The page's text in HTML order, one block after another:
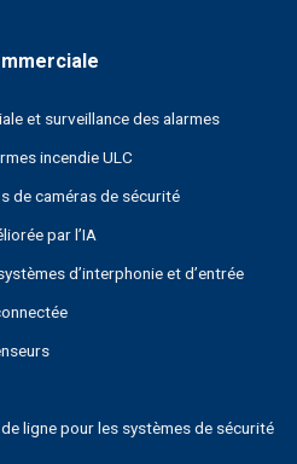
et surveillance des alarmes
incendie ULC
de caméras de sécurité
par l’IA
d’interphonie et d’entrée
ligne pour les systèmes de sécurité